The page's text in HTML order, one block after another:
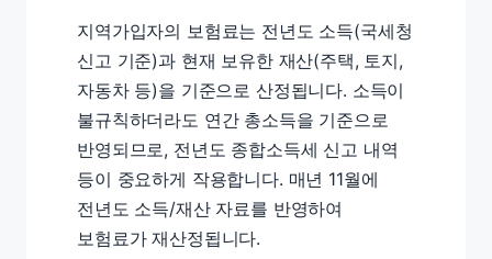
지역가입자의 보험료는 전년도 소득(국세청
신고 기준)과 현재 보유한 재산(주택, 토지,
자동차 등)을 기준으로 산정됩니다. 소득이
불규칙하더라도 연간 총소득을 기준으로
반영되므로, 전년도 종합소득세 신고 내역
등이 중요하게 작용합니다. 매년 11월에
전년도 소득/재산 자료를 반영하여
보험료가 재산정됩니다.